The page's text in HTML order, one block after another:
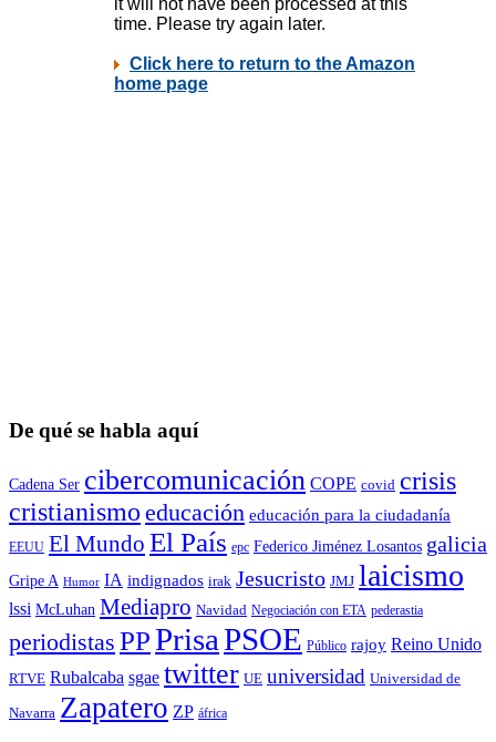
De qué se habla aquí
Cadena Ser cibercomunicación COPE covid crisis
cristianismo educación educación para la ciudadaní­a
EEUU El Mundo El País epc Federico Jiménez Losantos galicia
Gripe A Humor IA indignados irak Jesucristo JMJ laicismo
lssi McLuhan Mediapro Navidad Negociación con ETA pederastia
periodistas PPPrisaPSOE Público rajoy Reino Unido
RTVE Rubalcaba sgae twitter UE universidad Universidad de
Navarra Zapatero ZP áfrica